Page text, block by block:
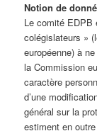
Notion de
Le comité EDPB
colégislateurs »
européenne) à
la Commission
caractère
d’une
général sur la
estiment en